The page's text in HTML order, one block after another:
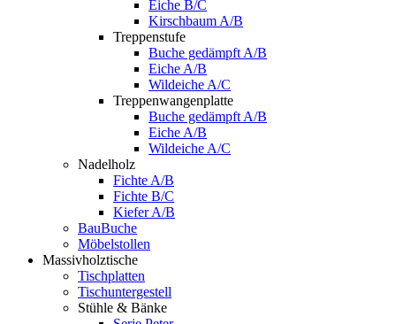
Eiche B/C
Kirschbaum A/B
Treppenstufe
Buche gedämpft A/B
Eiche A/B
Wildeiche A/C
Treppenwangenplatte
Buche gedämpft A/B
Eiche A/B
Wildeiche A/C
Nadelholz
Fichte A/B
Fichte B/C
Kiefer A/B
BauBuche
Möbelstollen
Massivholztische
Tischplatten
Tischuntergestell
Stühle & Bänke